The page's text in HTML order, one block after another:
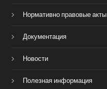
Нормативно правовые акты
Документация
Новости
Полезная информация